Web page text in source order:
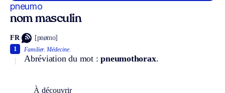
pneumo
nom masculin
FR [pnømo]
Familier. Médecine.
Abréviation du mot :pneumothorax.
1
À découvrir